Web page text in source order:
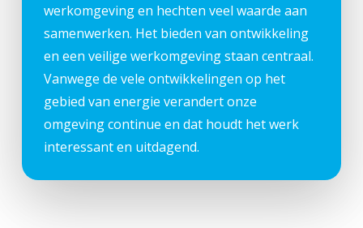
werkomgeving en hechten veel waarde aan
samenwerken. Het bieden van ontwikkeling
en een veilige werkomgeving staan centraal.
Vanwege de vele ontwikkelingen op het
gebied van energie verandert onze
omgeving continue en dat houdt het werk
interessant en uitdagend.